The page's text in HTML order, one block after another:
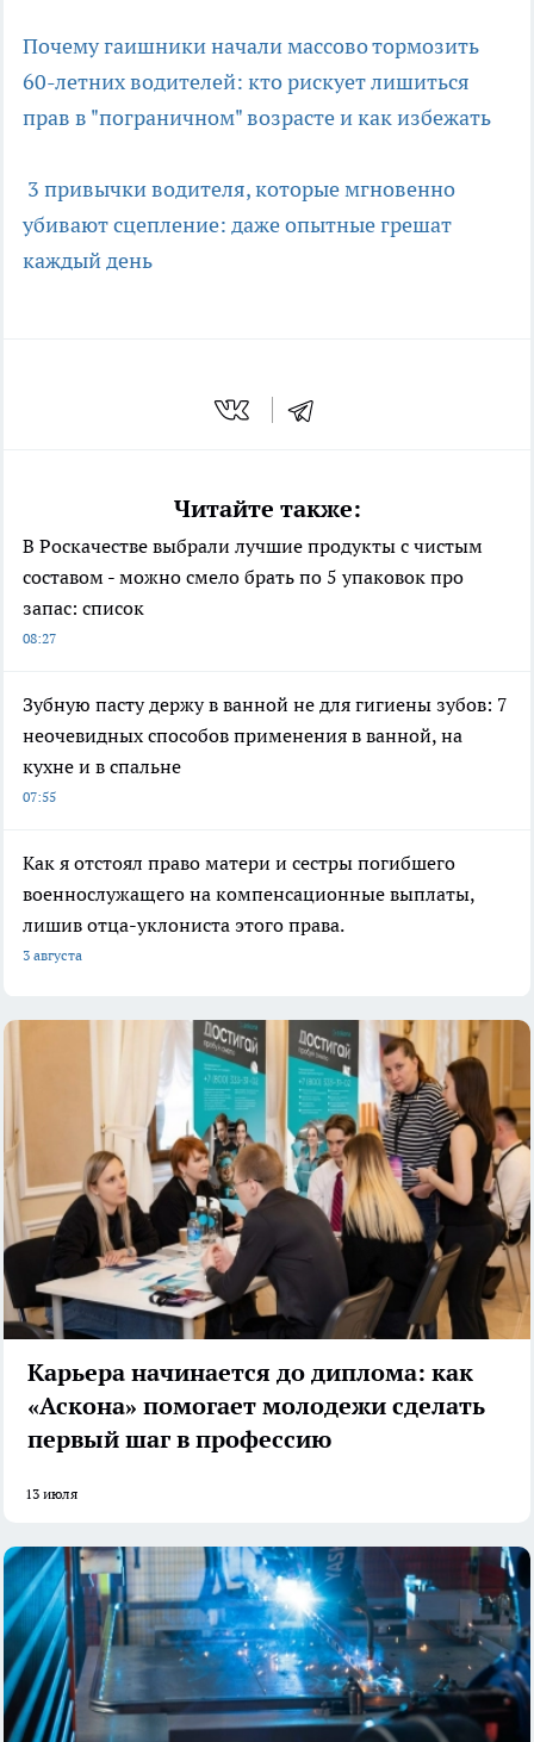
Почему гаишники начали массово тормозить
60-летних водителей: кто рискует лишиться
прав в "пограничном" возрасте и как избежать
3 привычки водителя, которые мгновенно
убивают сцепление: даже опытные грешат
каждый день
Читайте также:
В Роскачестве выбрали лучшие продукты с чистым
составом - можно смело брать по 5 упаковок про
запас: список
08:27
Зубную пасту держу в ванной не для гигиены зубов: 7
неочевидных способов применения в ванной, на
кухне и в спальне
07:55
Как я отстоял право матери и сестры погибшего
военнослужащего на компенсационные выплаты,
лишив отца-уклониста этого права.
3 августа
Карьера начинается до диплома: как
«Аскона» помогает молодежи сделать
первый шаг в профессию
13 июля